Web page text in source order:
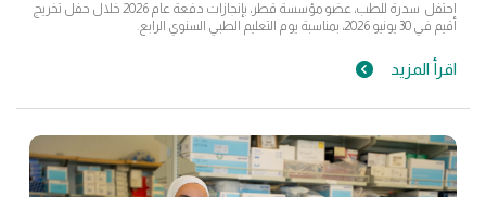
احتفل سدرة للطب، عضو مؤسسة قطر، بإنجازات دفعة عام 2026 خلال حفل تخريج
أقيم في 30 يونيو 2026، بمناسبة يوم التعليم الطبي السنوي الرابع.
اقرأ المزيد